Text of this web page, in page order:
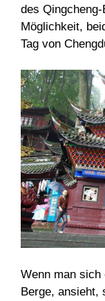
des
Möglichkeit,
Tag von
Wenn man sich
Berge, ansieht,